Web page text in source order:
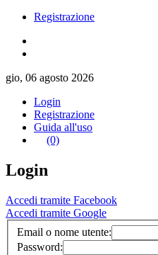
Registrazione
gio, 06 agosto 2026
Login
Registrazione
Guida all'uso
(0)
Login
Accedi tramite Facebook
Accedi tramite Google
Email o nome utente:
Password: